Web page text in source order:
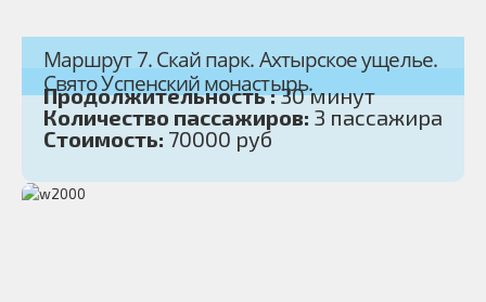
Маршрут 7. Скай парк. Ахтырское ущелье.
Свято Успенский монастырь.
Продолжительность :30 минут
Количество пассажиров: 3 пассажира
Стоимость: 70000 руб